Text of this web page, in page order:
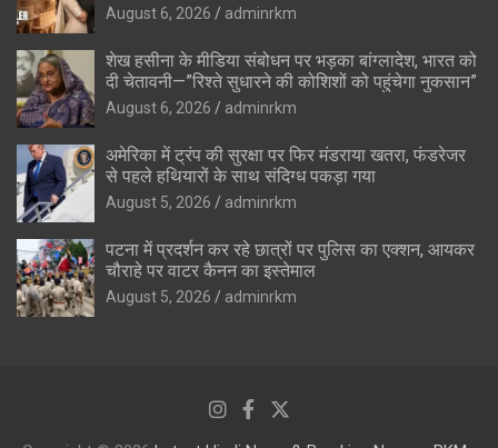
August 6, 2026 adminrkm
शेख हसीना के मीडिया संबोधन पर भड़का बांग्लादेश, भारत को
दी चेतावनी—”रिश्ते सुधारने की कोशिशों को पहुंचेगा नुकसान”
August 6, 2026 adminrkm
अमेरिका में ट्रंप की सुरक्षा पर फिर मंडराया खतरा, फंडरेजर
से पहले हथियारों के साथ संदिग्ध पकड़ा गया
August 5, 2026 adminrkm
पटना में प्रदर्शन कर रहे छात्रों पर पुलिस का एक्शन, आयकर
चौराहे पर वाटर कैनन का इस्तेमाल
August 5, 2026 adminrkm